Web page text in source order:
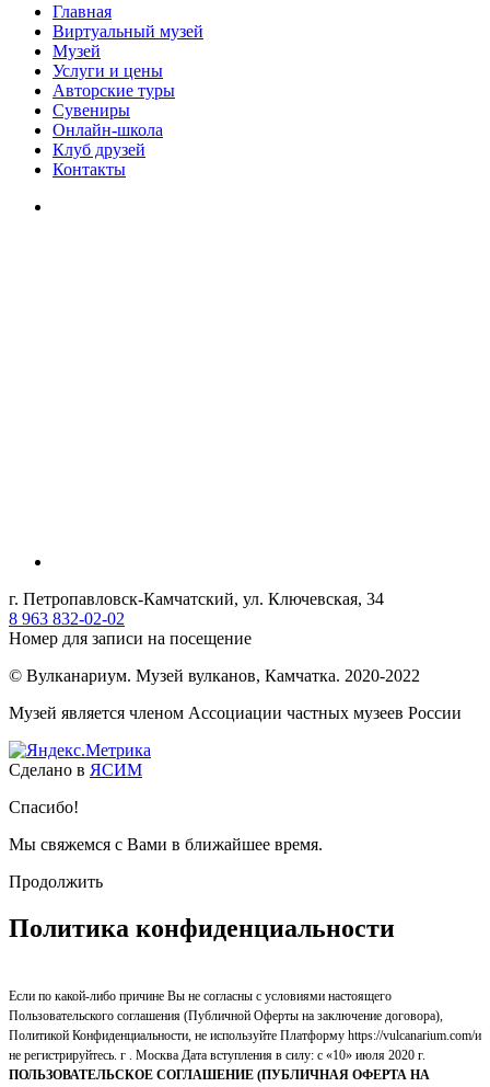
Главная
Виртуальный музей
Музей
Услуги и цены
Авторские туры
Сувениры
Онлайн-школа
Клуб друзей
Контакты
г. Петропавловск-Камчатский, ул. Ключевская, 34
8 963 832-02-02
Номер для записи на посещение
© Вулканариум. Музей вулканов, Камчатка. 2020-2022
Музей является членом Ассоциации частных музеев России
Сделано в ЯСИМ
Спасибо!
Мы свяжемся с Вами в ближайшее время.
Продолжить
Политика конфиденциальности
Если по какой-либо причине Вы не согласны с условиями настоящего
Пользовательского соглашения (Публичной Оферты на заключение договора),
Политикой Конфиденциальности, не используйте Платформу https://vulcanarium.com/и
не регистрируйтесь. г . Москва Дата вступления в силу: с «10» июля 2020 г.
ПОЛЬЗОВАТЕЛЬСКОЕ СОГЛАШЕНИЕ (ПУБЛИЧНАЯ ОФЕРТА НА